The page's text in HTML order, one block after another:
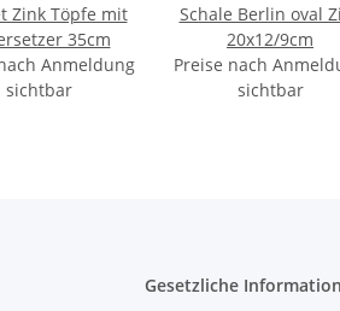
Zink Töpfe mit
35cm
Anmeldung
sichtbar
Schale Berlin oval
20x12/9cm
Preise nach
sichtbar
Gesetzliche